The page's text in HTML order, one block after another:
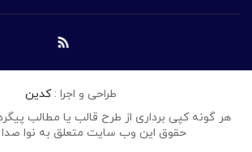
طراحی و اجرا :کدین
هر گونه کپی برداری از طرح قالب یا مطالب پیگرد
حقوق این وب سایت متعلق به نوا